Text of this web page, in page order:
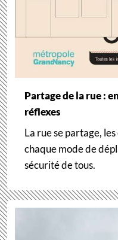
Partage de la rue :
réflexes
La rue se partage,
chaque mode de
sécurité de tous.